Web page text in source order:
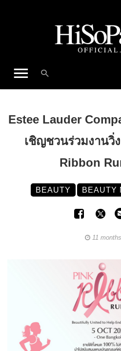
Estee Lauder
เชิญชวนร่วมงานวิ่
Ribbon
BEAUTY BEAUTY
11